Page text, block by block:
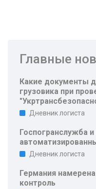
Главные
Какие документы
грузовика при
Дневник логиста
Госпогранслужба
Дневник логиста
Германия
контроль